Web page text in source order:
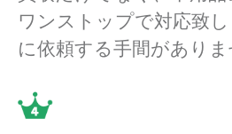
ワンストップで対応致
に依頼する手間がありま